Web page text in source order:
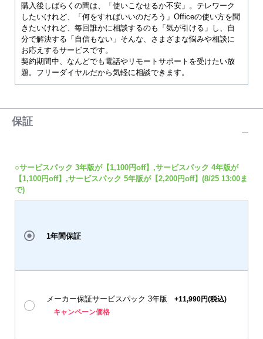
購入後しばらくの間は、「使いこなせるか不安」。テレワーク
したいけれど、「何をすればいいのだろう」Officeの使い方を聞
きたいけれど、毎回誰かに相談するのも「気が引ける」し、自
分で解決する「自信もない」そんな、さまざまな悩みや相談に
お応えするサービスです。
契約期間中、なんどでも電話やリモートサポートを受けたい放
題。フリーダイヤルだから気軽に相談できます。
保証
○サービスパック 3年版が【1,100円off】,サービスパック 4年版が
【1,100円off】,サービスパック 5年版が【2,200円off】(8/25 13:00ま
で)
1年間保証
メーカー保証サービスパック 3年版
+11,990円(税込)
キャンペーン価格